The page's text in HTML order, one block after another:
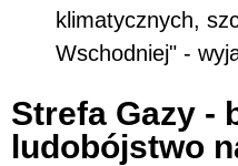
klimatycznych,
Wschodniej" -
Strefa Gazy -
ludobójstwo